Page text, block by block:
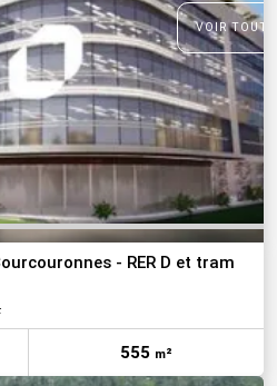
VOIR
- RER D et tram
555 m²